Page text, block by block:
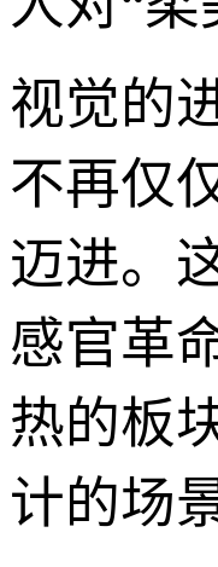
视觉的
不再仅
迈进。
感官革
热的板
计的场